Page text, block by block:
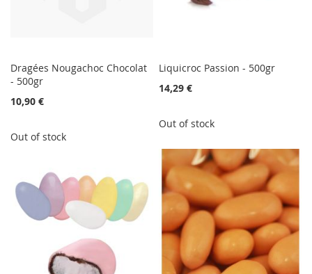
Dragées Nougachoc Chocolat
- 500gr
10,90 €
Out of stock
Liquicroc Passion - 500gr
14,29 €
Out of stock